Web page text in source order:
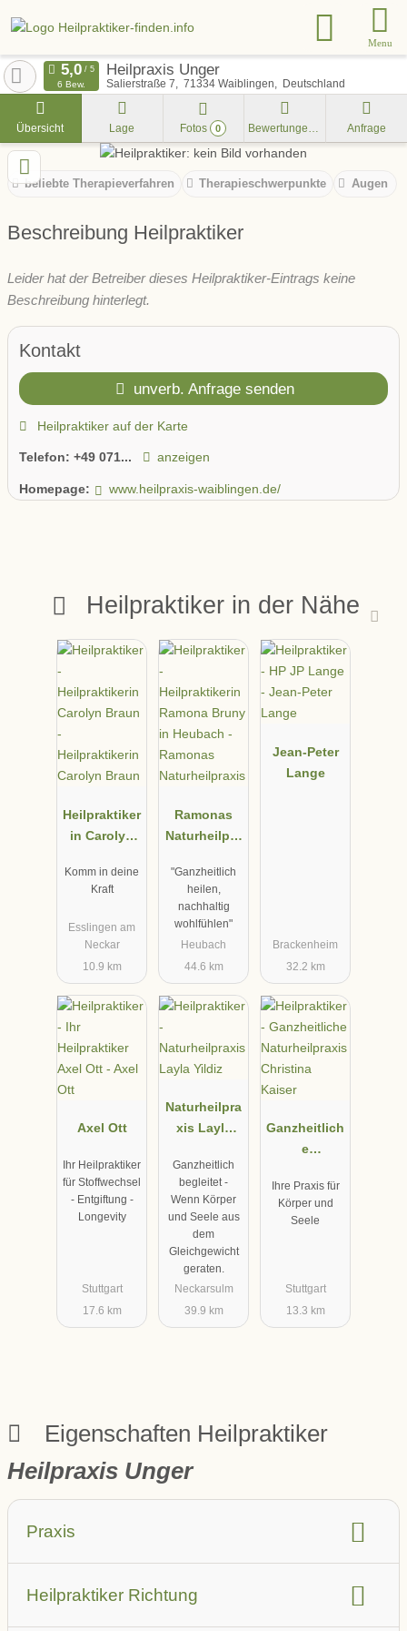
Menu
Heilpraxis Unger
Salierstraße 7 71334 Waiblingen Deutschland
6 Bew.
Übersicht Lage Fotos 0 Bewertungen Anfrage
beliebte Therapieverfahren Therapieschwerpunkte Augen
Beschreibung Heilpraktiker
Leider hat der Betreiber dieses Heilpraktiker-Eintrags keine
Beschreibung hinterlegt.
Kontakt
unverb. Anfrage senden
Heilpraktiker auf der Karte
Telefon: +49 071... anzeigen
Homepage: www.heilpraxis-waiblingen.de/
Heilpraktiker in der Nähe
Heilpraktiker
in Carolyn
Komm in deine
Kraft
Esslingen am
Neckar
10.9 km
Ramonas
Naturheilpra
"Ganzheitlich
heilen,
nachhaltig
wohlfühlen"
Heubach
44.6 km
Jean-Peter
Lange
Brackenheim
32.2 km
Axel Ott
Ihr Heilpraktiker
für Stoffwechsel
- Entgiftung -
Longevity
Stuttgart
17.6 km
Naturheilpra
xis Layla
Ganzheitlich
begleitet -
Wenn Körper
und Seele aus
dem
Gleichgewicht
geraten.
Neckarsulm
39.9 km
Ganzheitlich
e
xis Christina
Kaiser
Ihre Praxis für
Körper und
Seele
Stuttgart
13.3 km
Eigenschaften Heilpraktiker
Heilpraxis Unger
Praxis
Heilpraktiker Richtung